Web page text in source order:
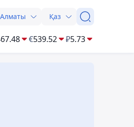
Алматы Қаз
€539.52 ₽5.73